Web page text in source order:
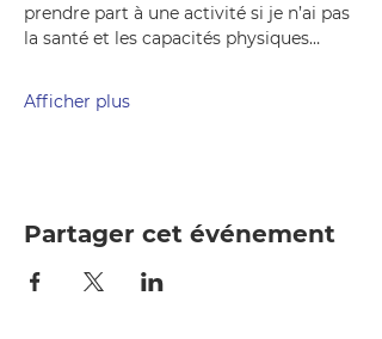
prendre part à une activité si je n’ai pas
la santé et les capacités physiques…
Afficher plus
Partager cet événement